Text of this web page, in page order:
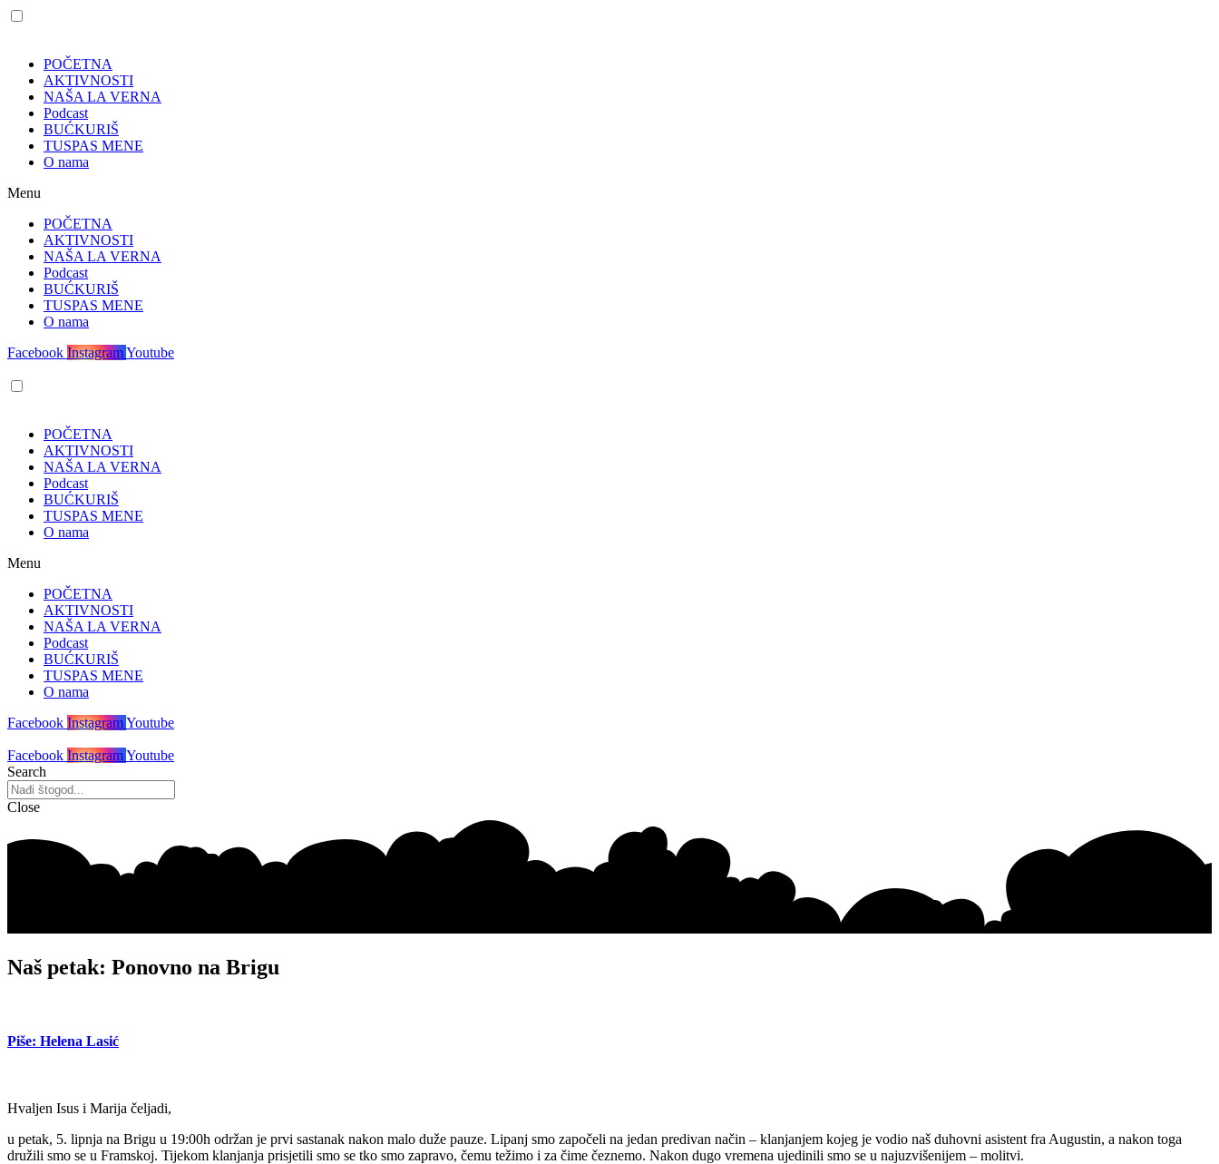
POČETNA
AKTIVNOSTI
NAŠA LA VERNA
Podcast
BUĆKURIŠ
TUSPAS MENE
O nama
Menu
POČETNA
AKTIVNOSTI
NAŠA LA VERNA
Podcast
BUĆKURIŠ
TUSPAS MENE
O nama
Facebook InstagramYoutube
POČETNA
AKTIVNOSTI
NAŠA LA VERNA
Podcast
BUĆKURIŠ
TUSPAS MENE
O nama
Menu
POČETNA
AKTIVNOSTI
NAŠA LA VERNA
Podcast
BUĆKURIŠ
TUSPAS MENE
O nama
Facebook InstagramYoutube
Facebook InstagramYoutube
Search
Close
Naš petak: Ponovno na Brigu
Piše: Helena Lasić
Hvaljen Isus i Marija čeljadi,
u petak, 5. lipnja na Brigu u 19:00h održan je prvi sastanak nakon malo duže pauze. Lipanj smo započeli na jedan predivan način – klanjanjem kojeg je vodio naš duhovni asistent fra Augustin, a nakon toga
družili smo se u Framskoj. Tijekom klanjanja prisjetili smo se tko smo zapravo, čemu težimo i za čime čeznemo. Nakon dugo vremena ujedinili smo se u najuzvišenijem – molitvi.